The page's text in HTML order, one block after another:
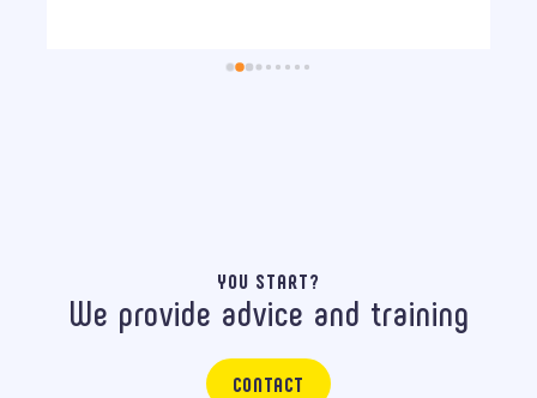
YOU START?
We provide advice and training
CONTACT